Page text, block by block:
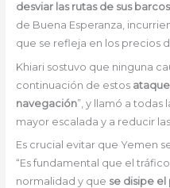
desviar las rutas de sus
de Buena Esperanza,
que se refleja en los precios
Khiari sostuvo que ninguna
continuación de estos
navegación”, y llamó a todas
mayor escalada y a reducir
Es crucial evitar que Yemen
“Es fundamental que el
normalidad y que se disipe